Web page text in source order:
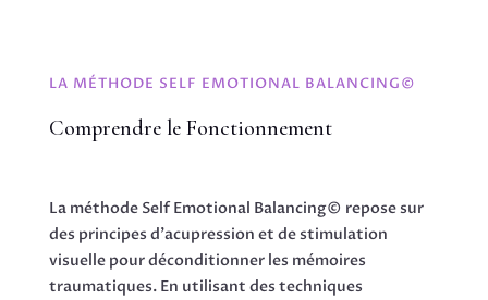
LA MÉTHODE SELF EMOTIONAL BALANCING©
Comprendre le Fonctionnement
La méthode Self Emotional Balancing© repose sur
des principes d’acupression et de stimulation
visuelle pour déconditionner les mémoires
traumatiques. En utilisant des techniques